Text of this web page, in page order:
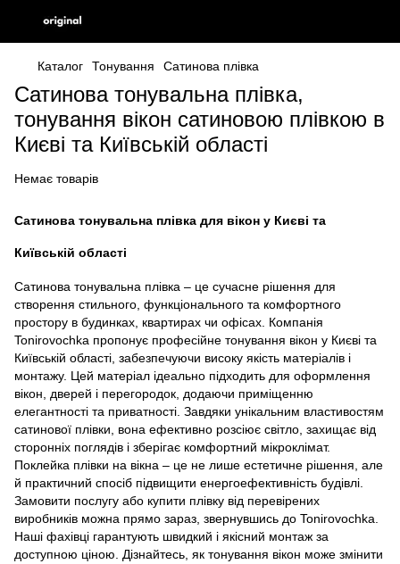
Каталог Тонування Сатинова плівка
Сатинова тонувальна плівка,
тонування вікон сатиновою плівкою в
Києві та Київській області
Немає товарів
Сатинова тонувальна плівка для вікон у Києві та
Київській області
Сатинова тонувальна плівка – це сучасне рішення для
створення стильного, функціонального та комфортного
простору в будинках, квартирах чи офісах. Компанія
Tonirovochka пропонує професійне тонування вікон у Києві та
Київській області, забезпечуючи високу якість матеріалів і
монтажу. Цей матеріал ідеально підходить для оформлення
вікон, дверей і перегородок, додаючи приміщенню
елегантності та приватності. Завдяки унікальним властивостям
сатинової плівки, вона ефективно розсіює світло, захищає від
сторонніх поглядів і зберігає комфортний мікроклімат.
Поклейка плівки на вікна – це не лише естетичне рішення, але
й практичний спосіб підвищити енергоефективність будівлі.
Замовити послугу або купити плівку від перевірених
виробників можна прямо зараз, звернувшись до Tonirovochka.
Наші фахівці гарантують швидкий і якісний монтаж за
доступною ціною. Дізнайтесь, як тонування вікон може змінити